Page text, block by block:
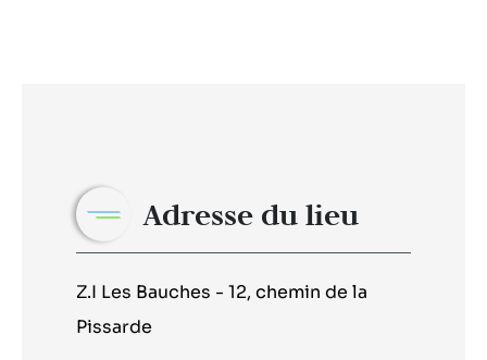
Adresse du lieu
Z.I Les Bauches - 12, chemin de la
Pissarde